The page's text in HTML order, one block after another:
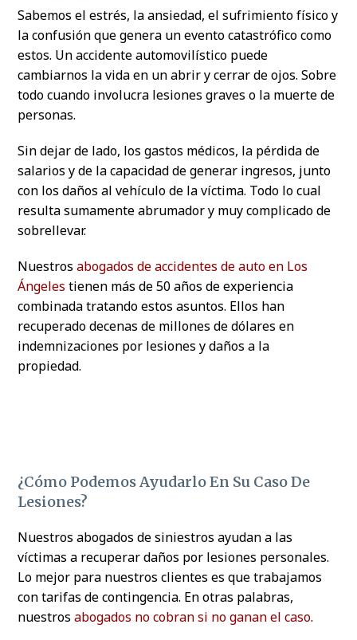
Sabemos el estrés, la ansiedad, el sufrimiento físico y
la confusión que genera un evento catastrófico como
estos. Un accidente automovilístico puede
cambiarnos la vida en un abrir y cerrar de ojos. Sobre
todo cuando involucra lesiones graves o la muerte de
personas.
Sin dejar de lado, los gastos médicos, la pérdida de
salarios y de la capacidad de generar ingresos, junto
con los daños al vehículo de la víctima. Todo lo cual
resulta sumamente abrumador y muy complicado de
sobrellevar.
Nuestrosabogados de accidentes de auto en Los
Ángeles tienen más de 50 años de experiencia
combinada tratando estos asuntos. Ellos han
recuperado decenas de millones de dólares en
indemnizaciones por lesiones y daños a la
propiedad.
¿Cómo Podemos Ayudarlo En Su Caso De
Lesiones?
Nuestros abogados de siniestros ayudan a las
víctimas a recuperar daños por lesiones personales.
Lo mejor para nuestros clientes es que trabajamos
con tarifas de contingencia. En otras palabras,
nuestrosabogados no cobran si no ganan el caso.